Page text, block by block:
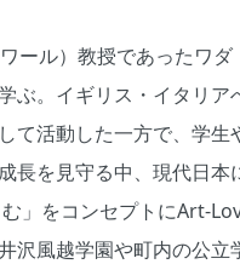
ール）教授であったワ
ぶ。イギリス・イタリア
て活動した一方で、学生
長を見守る中、現代日本
」をコンセプトにArt-
風越学園や町内の公立